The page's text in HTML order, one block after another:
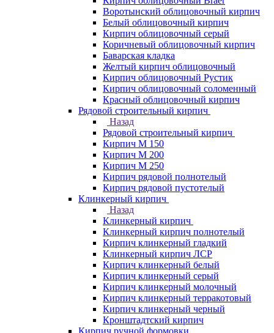
Воротынский облицовочный кирпич
Белый облицовочный кирпич
Кирпич облицовочный серый
Коричневый облицовочный кирпич
Баварская кладка
Желтый кирпич облицовочный
Кирпич облицовочный Рустик
Кирпич облицовочный соломенный
Красный облицовочный кирпич
Рядовой строительный кирпич
Назад
Рядовой строительный кирпич
Кирпич М 150
Кирпич М 200
Кирпич М 250
Кирпич рядовой полнотелый
Кирпич рядовой пустотелый
Клинкерный кирпич
Назад
Клинкерный кирпич
Клинкерный кирпич полнотелый
Кирпич клинкерный гладкий
Клинкерный кирпич ЛСР
Кирпич клинкерный белый
Кирпич клинкерный серый
Кирпич клинкерный молочный
Кирпич клинкерный терракотовый
Кирпич клинкерный черный
Кронштадтский кирпич
Кирпич ручной формовки